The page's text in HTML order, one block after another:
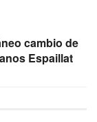
cambio de
Espaillat